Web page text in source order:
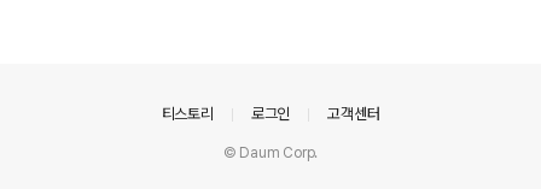
티스토리 로그인 고객센터
© Daum Corp.